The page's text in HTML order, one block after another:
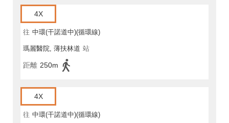
4X
往 中環(干諾道中)(循環線)
瑪麗醫院, 薄扶林道 站
距離 250m
4X
往 中環(干諾道中)(循環線)